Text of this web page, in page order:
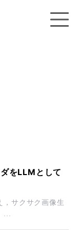
をLLMとして
，サクサク画像生